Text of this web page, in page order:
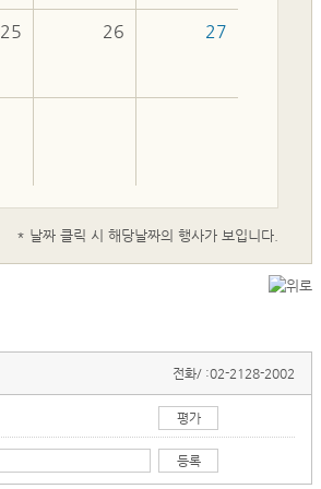
25 26 27
* 날짜 클릭 시 해당날짜의 행사가 보입니다.
전화/ :02-2128-2002